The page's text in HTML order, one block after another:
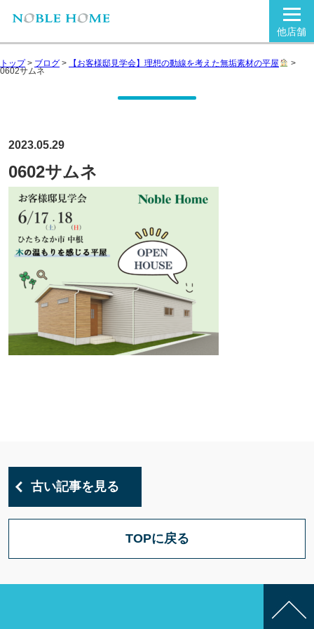
他店舗
トップ> ブログ > 【お客様邸見学会】理想の動線を考えた無垢素材の平屋 >
0602サムネ
2023.05.29
0602サムネ
古い記事を見る
TOPに戻る